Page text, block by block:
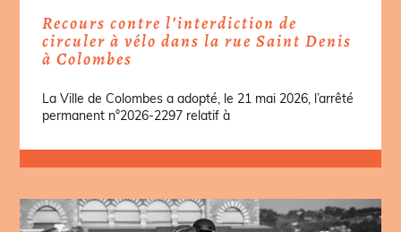
Recours contre l’interdiction de
circuler à vélo dans la rue Saint Denis
à Colombes
La Ville de Colombes a adopté, le 21 mai 2026, l’arrêté
permanent n°2026-2297 relatif à